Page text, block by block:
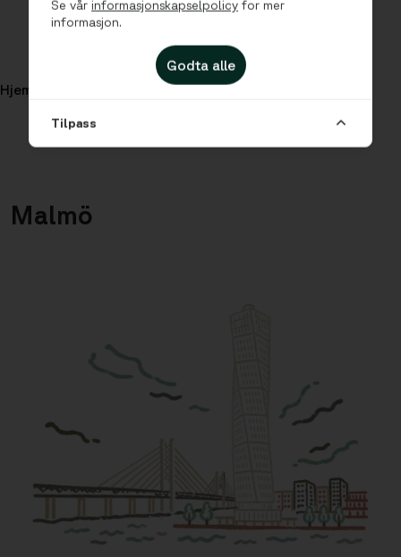
Hjem
Malmö
Se vår informasjonskapselpolicy for mer
informasjon.
Godta alle
Tilpass